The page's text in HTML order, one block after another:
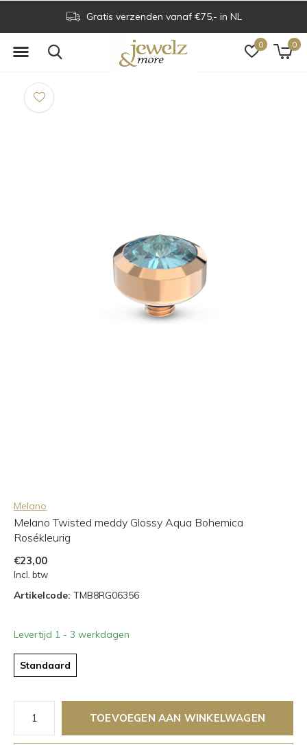
0 0
Gratis verzenden vanaf €75,- in NL
Melano
Melano Twisted meddy Glossy Aqua Bohemica
Rosékleurig
€23,00
Incl. btw
Artikelcode: TMB8RG06356
Levertijd 1 - 3 werkdagen
Standaard
TOEVOEGEN AAN WINKELWAGEN